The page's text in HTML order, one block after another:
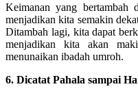
Keimanan yang bertambah
menjadikan kita semakin
Ditambah lagi, kita dapat
menjadikan kita akan
menunaikan ibadah umroh.
6. Dicatat Pahala sampai